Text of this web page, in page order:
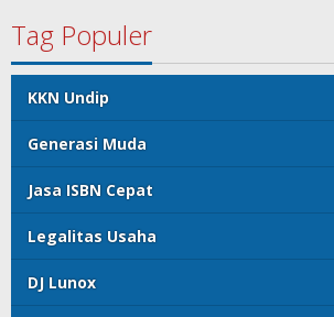
Tag Populer
KKN Undip
Generasi Muda
Jasa ISBN Cepat
Legalitas Usaha
DJ Lunox